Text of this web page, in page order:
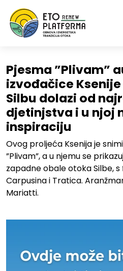
Pjesma ”Plivam”
izvođačice
Silbu dolazi od
djetinjstva i u njoj
inspiraciju
Ovog proljeća Ksenija je
”Plivam”, a u njemu se
zapadne obale otoka Silbe,
Carpusina i Tratica.
Mariatti.